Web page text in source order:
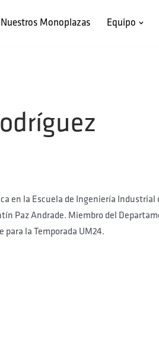
Nuestros Monoplazas Equipo
en la Escuela de Ingeniería Industrial
Paz Andrade. Miembro del
para la Temporada UM24.